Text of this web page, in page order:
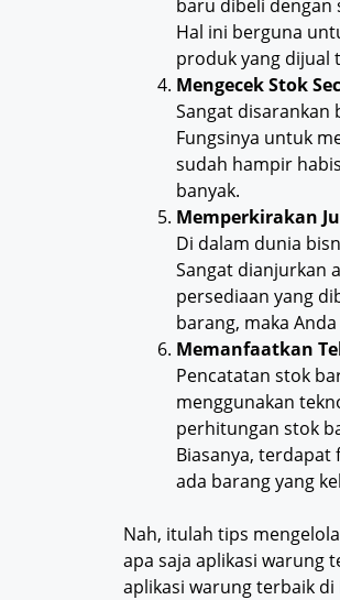
baru dibeli dengan
Hal ini berguna
produk yang dijual
Mengecek Stok
Sangat disarankan
Fungsinya untuk
sudah hampir
banyak.
Memperkirakan
Di dalam dunia
Sangat dianjurkan
persediaan yang
barang, maka
Memanfaatkan
Pencatatan stok
menggunakan
perhitungan stok
Biasanya,
ada barang yang
Nah, itulah tips
apa saja aplikasi warung
aplikasi warung terbaik di